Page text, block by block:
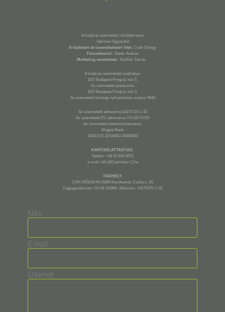
A kiadó és üzemeltető rövidített neve:
Spiritusz Egyesület
A kiadásért és üzemeltetésért felel: Csák György
Főszerkesztő: Stuber Andrea
Marketing vezető/web: Szöllősi Tamás *
A kiadó és üzemeltető székhelye:
1101 Budapest Pongrác köz 5.
Az üzemeltető postacíme:
1101 Budapest Pongrác köz 5.
Az üzemeltető bírósági nyilvántartási száma: 9640
Az üzemeltető adószáma:18174724-1-42
Az üzemeltető EU adószáma: HU18174724
Az üzemeltető bankszámlaszáma:
Magnet Bank
16200175-11534062-00000000
KAPCSOLATTARTÁS:
Telefon: +36 20 934 0972,
e-mail: info [@] spiritusz [.] hu
TÁRHELY:
CON MÉDIA Kft (6000 Kecskemét, Csóka u. 26.
Cégjegyzékszám: 03-09-115965. Adószám: 14275270-2-03
Név
Email
Üzenet